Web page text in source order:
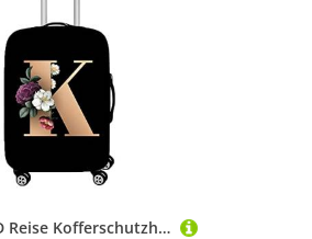
Surwin 3D Reise Kofferschutzhülle Waschbare Reisetasche Kofferbezug Elastisch Kofferhülle Gepäck Cover Reisekoffer Hülle Schutz Bezug Schutzhülle (M (22-24 Zoll),K)